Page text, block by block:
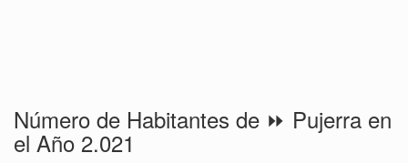
Número de Habitantes de ⏩ Pujerra en
el Año 2.021